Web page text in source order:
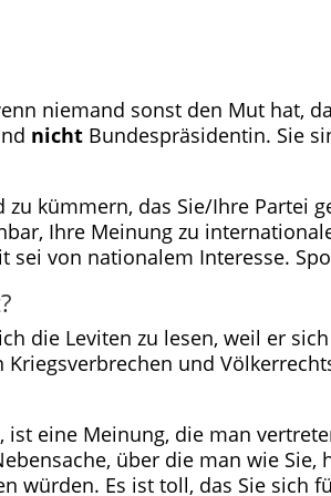
niemand sonst den Mut hat,
nicht Bundespräsidentin. Sie
kümmern, das Sie/Ihre Partei
Ihre Meinung zu
von nationalem Interesse.
die Leviten zu lesen, weil er sich
und
eine Meinung, die man
über die man wie
würden. Es ist toll, das Sie sich